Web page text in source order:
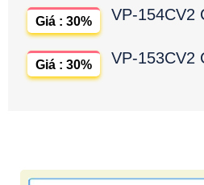
VP-154CV2
Giá : 30%
VP-153CV2
Giá : 30%